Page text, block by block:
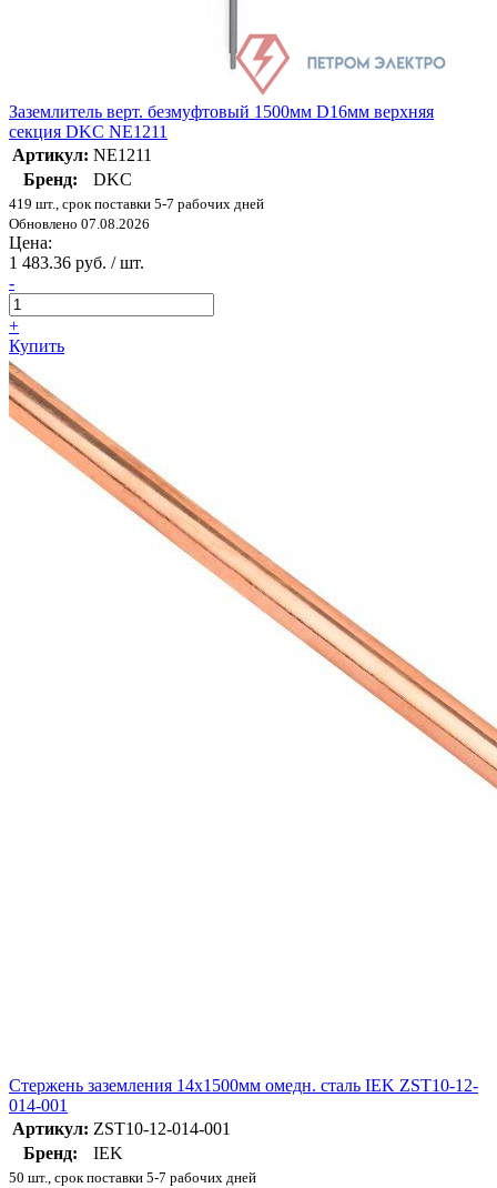
Заземлитель верт. безмуфтовый 1500мм D16мм верхняя
секция DKC NE1211
Артикул: NE1211
Бренд:
DKC
419 шт., срок поставки 5-7 рабочих дней
Обновлено 07.08.2026
Цена:
1 483.36 руб. / шт.
-
+
Купить
Стержень заземления 14х1500мм омедн. сталь IEK ZST10-12-
014-001
Артикул: ZST10-12-014-001
Бренд:
IEK
50 шт., срок поставки 5-7 рабочих дней